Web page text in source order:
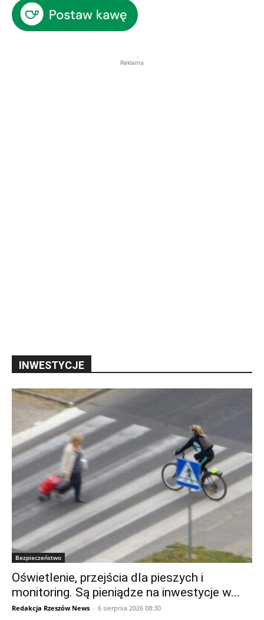
Reklama
INWESTYCJE
Bezpieczeństwo
Oświetlenie, przejścia dla pieszych i
monitoring. Są pieniądze na inwestycje w...
Redakcja Rzeszów News - 6 sierpnia 2026 08:30